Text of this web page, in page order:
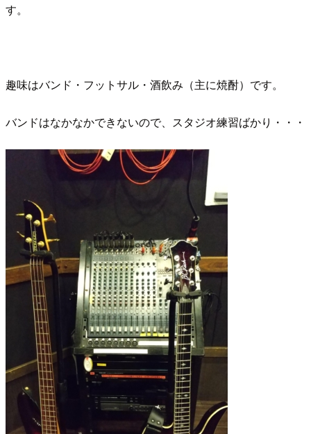
す。
趣味はバンド・フットサル・酒飲み（主に焼酎）です。
バンドはなかなかできないので、スタジオ練習ばかり・・・